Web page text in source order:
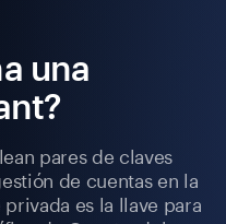
una
pares de claves
de cuentas en la
es la llave para